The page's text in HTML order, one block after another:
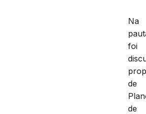
Na
foi
de
de